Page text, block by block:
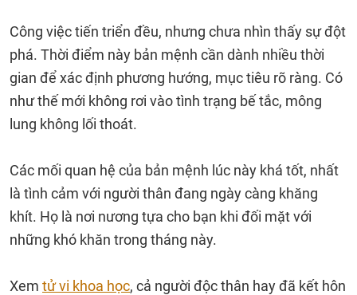
Công việc tiến triển đều, nhưng chưa nhìn thấy sự đột
phá. Thời điểm này bản mệnh cần dành nhiều thời
gian để xác định phương hướng, mục tiêu rõ ràng. Có
như thế mới không rơi vào tình trạng bế tắc, mông
lung không lối thoát.
Các mối quan hệ của bản mệnh lúc này khá tốt, nhất
là tình cảm với người thân đang ngày càng khăng
khít. Họ là nơi nương tựa cho bạn khi đối mặt với
những khó khăn trong tháng này.
Xem tử vi khoa học, cả người độc thân hay đã kết hôn